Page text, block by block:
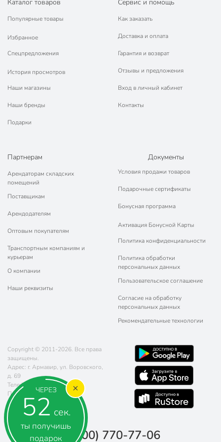
ЧЕРЕЗ
52 сек.
ты получишь
подарок
Каталог товаров
Популярные товары
Избранное
Спецпредложения
История просмотров
Наши магазины
Наши бренды
Подарки
Сервис и помощь
Как заказать
Доставка и оплата
Гарантия и возврат
Отзывы и предложения
Вход в личный кабинет
Контакты
Партнерам
Арендаторам складских
помещений
Поставщикам
Арендодателям
Оптовым покупателям
Транспортным компаниям и
курьерам
О компании
Наши реквизиты
Документы
Условия продажи товаров
Подарочные сертификаты
Бонусная программа
Активация Бонусной Карты
Политика конфиденциальности
Политика обработки
персональных данных
Пользовательское соглашение
Согласие на обработку
персональных данных
Рекомендательные технологии
Copyright © 2011-2026. Все права
защищены.
Адрес: г. Армавир, ул. Воровского,
д. 69
Телефон:
8 (800) 770-77-06
Почта:
sales@poryadok.ru
8 (800) 770-77-06